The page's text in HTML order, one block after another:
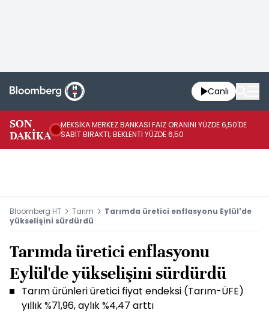
Canlı
SON
DAKİKA
MEKSİKA MERKEZ BANKASI FAİZ ORANINI YÜZDE 6,50'DE
SABİT BIRAKTI; BEKLENTİ YÜZDE 6,50
Bloomberg HT Tarım
Tarımda üretici enflasyonu Eylül'de
yükselişini sürdürdü
Tarımda üretici enflasyonu
Eylül'de yükselişini sürdürdü
Tarım ürünleri üretici fiyat endeksi (Tarım-ÜFE)
yıllık %71,96, aylık %4,47 arttı